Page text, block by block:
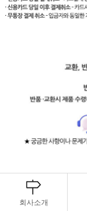
회사소개